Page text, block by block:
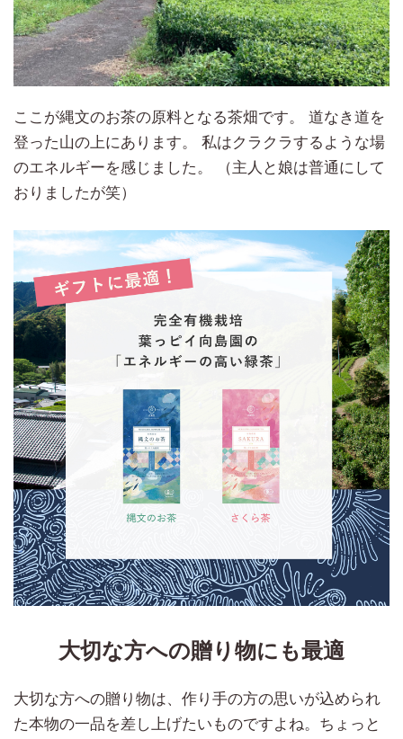
ここが縄文のお茶の原料となる茶畑です。 道なき道を
登った山の上にあります。 私はクラクラするような場
のエネルギーを感じました。 （主人と娘は普通にして
おりましたが笑）
大切な方への贈り物にも最適
大切な方への贈り物は、作り手の方の思いが込められ
た本物の一品を差し上げたいものですよね。ちょっと